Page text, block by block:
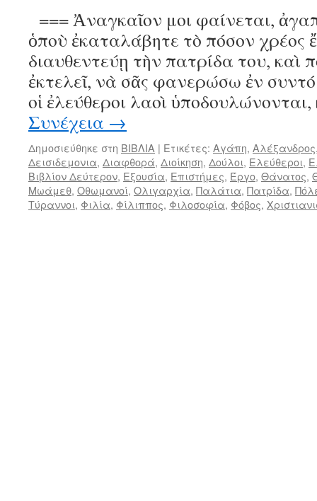
=== Ἀναγκαῖον μοι φαίνεται,
ὁποὺ ἐκαταλάβητε τὸ πόσον χρέος
διαυθεντεύῃ τὴν πατρίδα του, καὶ
ἐκτελεῖ, νὰ σᾶς φανερώσω ἐν
οἱ ἐλεύθεροι λαοὶ
Συνέχεια →
Δημοσιεύθηκε στη ΒΙΒΛΙΑ | Ετικέτες: Αγάπη, Αλέξανδρος
Δεισιδεμονια, Διαφθορά, Διοίκηση, Δούλοι, Ελεύθεροι,
Βιβλίον Δεύτερον, Εξουσία, Επιστήμες, Έργο, Θάνατος,
Μωάμεθ, Οθωμανοί, Ολιγαρχία, Παλάτια, Πατρίδα,
Τύραννοι, Φιλία, Φίλιππος, Φιλοσοφία, Φόβος,